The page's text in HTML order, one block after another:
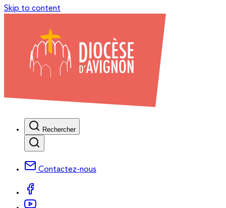
Skip to content
Rechercher
Contactez-nous